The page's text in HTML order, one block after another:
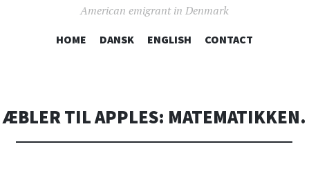
American emigrant in Denmark
SKIP
HOME DANSK ENGLISH CONTACT
ÆBLER TIL APPLES: MATEMATIKKEN.